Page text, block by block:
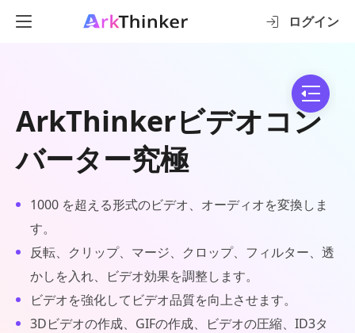
ログイン
ArkThinkerビデオコン
バーター究極
1000 を超える形式のビデオ、オーディオを変換しま
す。
反転、クリップ、マージ、クロップ、フィルター、透
かしを入れ、ビデオ効果を調整します。
ビデオを強化してビデオ品質を向上させます。
3Dビデオの作成、GIFの作成、ビデオの圧縮、ID3タ